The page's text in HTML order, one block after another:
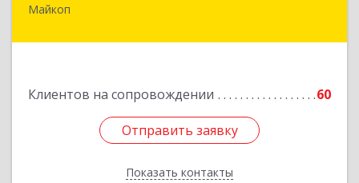
Майкоп
Клиентов на сопровождении 60
Отправить заявку
Показать контакты
385006, Адыгея Респ, Майкоп г, Калинина ул,
Отправить заявку
Назад